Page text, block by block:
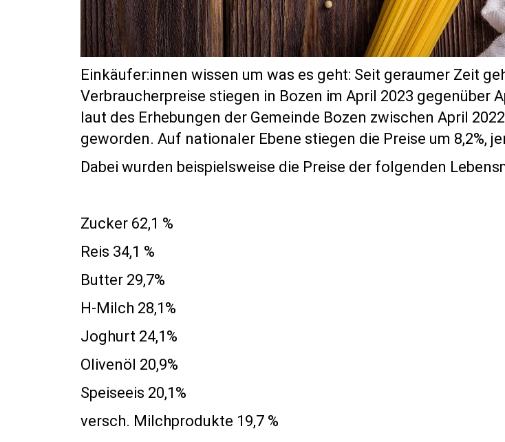
Einkäufer:innen wissen um was es geht: Seit geraumer Zeit
Verbraucherpreise stiegen in Bozen im April 2023 gegenüber
laut des Erhebungen der Gemeinde Bozen zwischen April
geworden. Auf nationaler Ebene stiegen die Preise um 8,2%,
Dabei wurden beispielsweise die Preise der folgenden
Zucker 62,1 %
Reis 34,1 %
Butter 29,7%
H-Milch 28,1%
Joghurt 24,1%
Olivenöl 20,9%
Speiseeis 20,1%
versch. Milchprodukte 19,7 %